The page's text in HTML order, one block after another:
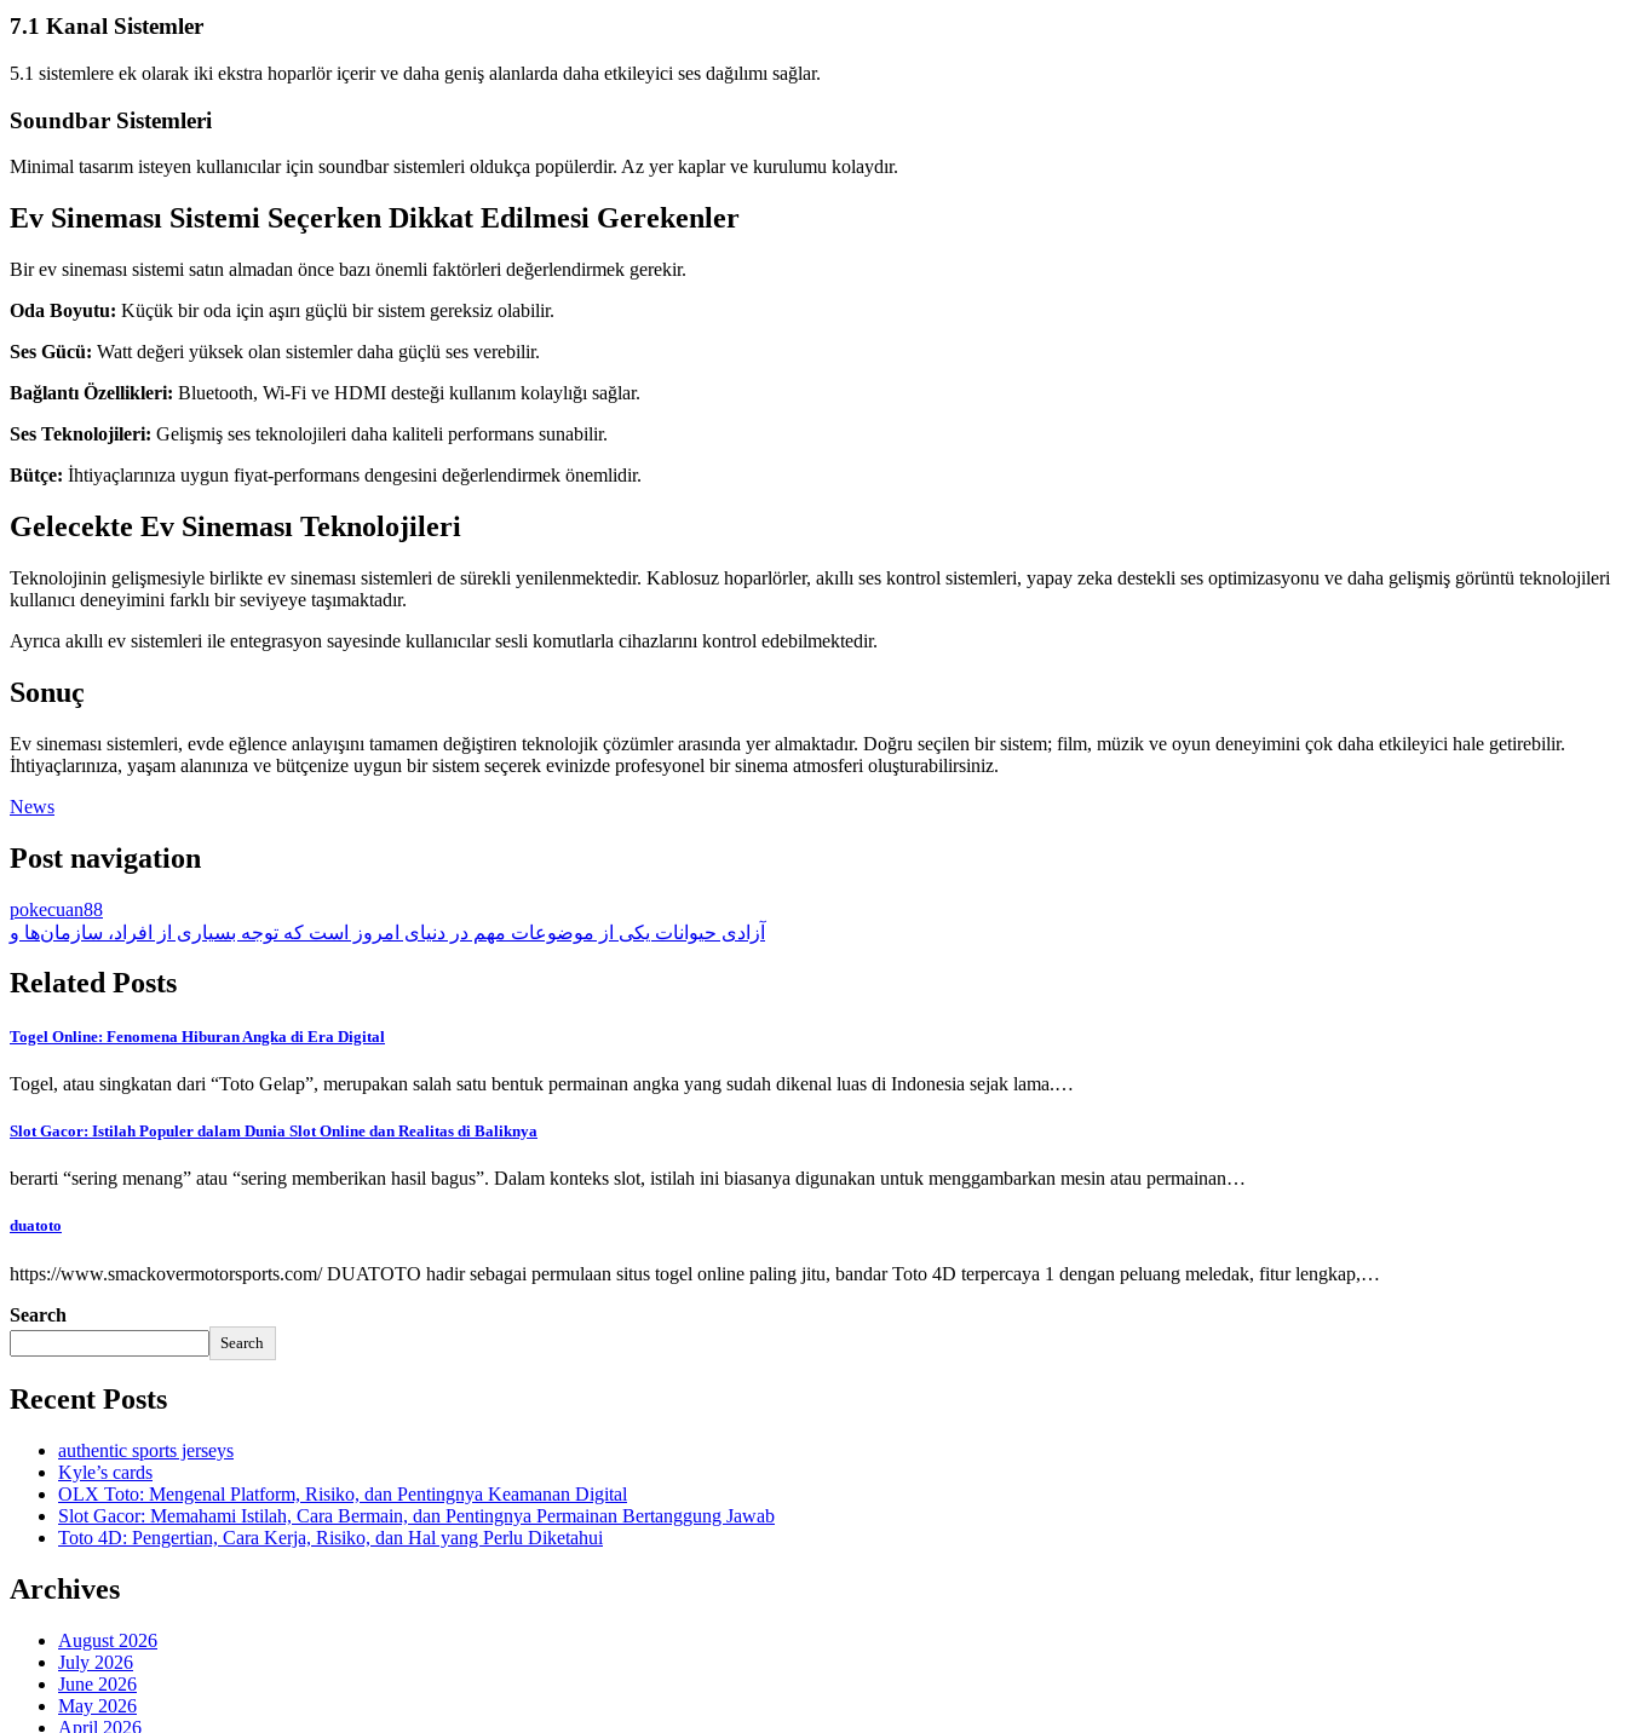
7.1 Kanal Sistemler
5.1 sistemlere ek olarak iki ekstra hoparlör içerir ve daha geniş alanlarda daha etkileyici ses dağılımı sağlar.
Soundbar Sistemleri
Minimal tasarım isteyen kullanıcılar için soundbar sistemleri oldukça popülerdir. Az yer kaplar ve kurulumu kolaydır.
Ev Sineması Sistemi Seçerken Dikkat Edilmesi Gerekenler
Bir ev sineması sistemi satın almadan önce bazı önemli faktörleri değerlendirmek gerekir.
Oda Boyutu: Küçük bir oda için aşırı güçlü bir sistem gereksiz olabilir.
Ses Gücü: Watt değeri yüksek olan sistemler daha güçlü ses verebilir.
Bağlantı Özellikleri: Bluetooth, Wi-Fi ve HDMI desteği kullanım kolaylığı sağlar.
Ses Teknolojileri: Gelişmiş ses teknolojileri daha kaliteli performans sunabilir.
Bütçe: İhtiyaçlarınıza uygun fiyat-performans dengesini değerlendirmek önemlidir.
Gelecekte Ev Sineması Teknolojileri
Teknolojinin gelişmesiyle birlikte ev sineması sistemleri de sürekli yenilenmektedir. Kablosuz hoparlörler, akıllı ses kontrol sistemleri, yapay zeka destekli ses optimizasyonu ve daha gelişmiş görüntü teknolojileri
kullanıcı deneyimini farklı bir seviyeye taşımaktadır.
Ayrıca akıllı ev sistemleri ile entegrasyon sayesinde kullanıcılar sesli komutlarla cihazlarını kontrol edebilmektedir.
Sonuç
Ev sineması sistemleri, evde eğlence anlayışını tamamen değiştiren teknolojik çözümler arasında yer almaktadır. Doğru seçilen bir sistem; film, müzik ve oyun deneyimini çok daha etkileyici hale getirebilir.
İhtiyaçlarınıza, yaşam alanınıza ve bütçenize uygun bir sistem seçerek evinizde profesyonel bir sinema atmosferi oluşturabilirsiniz.
News
Post navigation
pokecuan88
آزادی حیوانات یکی از موضوعات مهم در دنیای امروز است که توجه بسیاری از افراد، سازمان‌ها و
Related Posts
Togel Online: Fenomena Hiburan Angka di Era Digital
Togel, atau singkatan dari “Toto Gelap”, merupakan salah satu bentuk permainan angka yang sudah dikenal luas di Indonesia sejak lama.…
Slot Gacor: Istilah Populer dalam Dunia Slot Online dan Realitas di Baliknya
berarti “sering menang” atau “sering memberikan hasil bagus”. Dalam konteks slot, istilah ini biasanya digunakan untuk menggambarkan mesin atau permainan…
duatoto
https://www.smackovermotorsports.com/ DUATOTO hadir sebagai permulaan situs togel online paling jitu, bandar Toto 4D terpercaya 1 dengan peluang meledak, fitur lengkap,…
Search
Search
Recent Posts
authentic sports jerseys
Kyle’s cards
OLX Toto: Mengenal Platform, Risiko, dan Pentingnya Keamanan Digital
Slot Gacor: Memahami Istilah, Cara Bermain, dan Pentingnya Permainan Bertanggung Jawab
Toto 4D: Pengertian, Cara Kerja, Risiko, dan Hal yang Perlu Diketahui
Archives
August 2026
July 2026
June 2026
May 2026
April 2026